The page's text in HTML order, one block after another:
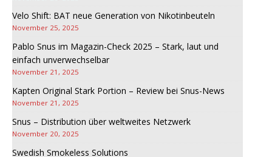
Velo Shift: BAT neue Generation von Nikotinbeuteln
November 25, 2025
Pablo Snus im Magazin-Check 2025 – Stark, laut und
einfach unverwechselbar
November 21, 2025
Kapten Original Stark Portion – Review bei Snus-News
November 21, 2025
Snus – Distribution über weltweites Netzwerk
November 20, 2025
Swedish Smokeless Solutions